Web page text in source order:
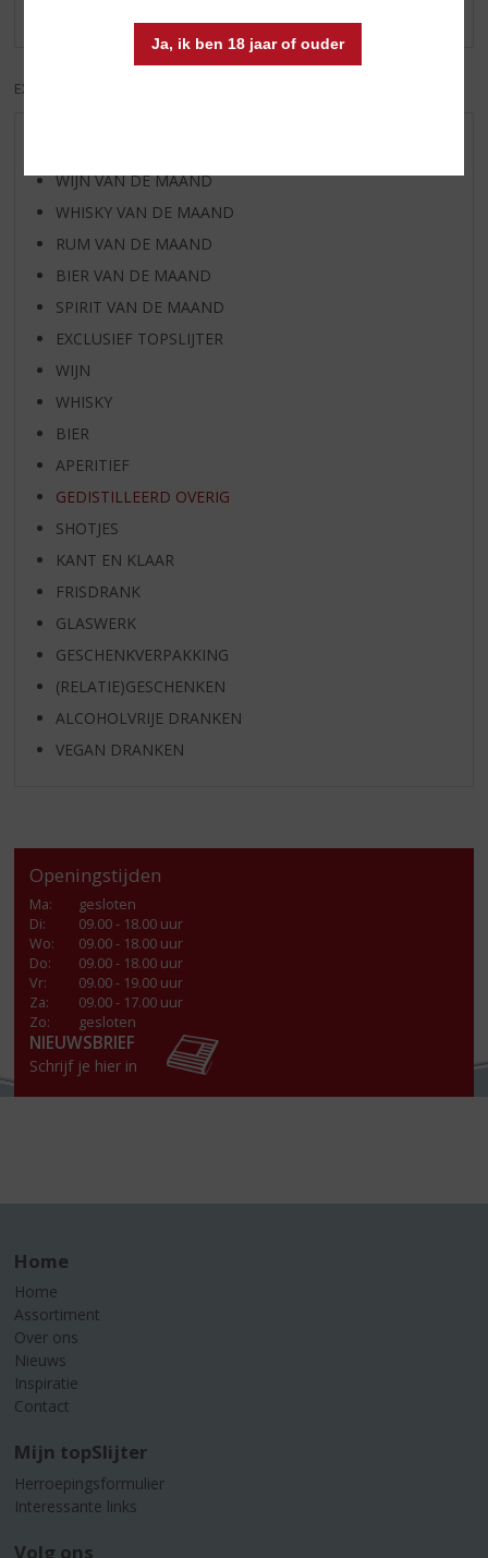
Ja, ik ben 18 jaar of ouder
EXCL. BTW
WIJN VAN DE MAAND
WHISKY VAN DE MAAND
RUM VAN DE MAAND
BIER VAN DE MAAND
SPIRIT VAN DE MAAND
EXCLUSIEF TOPSLIJTER
WIJN
WHISKY
BIER
APERITIEF
GEDISTILLEERD OVERIG
SHOTJES
KANT EN KLAAR
FRISDRANK
GLASWERK
GESCHENKVERPAKKING
(RELATIE)GESCHENKEN
ALCOHOLVRIJE DRANKEN
VEGAN DRANKEN
Openingstijden
Ma:
gesloten
Di:
09.00 - 18.00 uur
Wo:
09.00 - 18.00 uur
Do:
09.00 - 18.00 uur
Vr:
09.00 - 19.00 uur
Za:
09.00 - 17.00 uur
Zo:
gesloten
NIEUWSBRIEF
Schrijf je hier in
Home
Home
Assortiment
Over ons
Nieuws
Inspiratie
Contact
Mijn topSlijter
Herroepingsformulier
Interessante links
Volg ons